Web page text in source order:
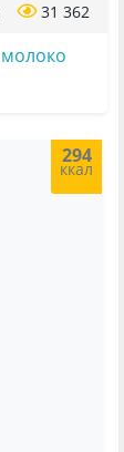
31 362
молоко
294
ккал